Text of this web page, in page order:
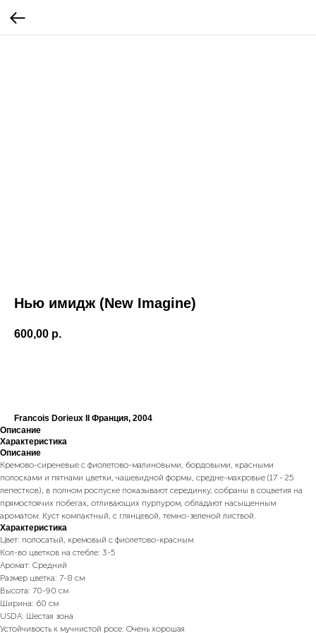
Нью имидж (New Imagine)
600,00 р.
Francois Dorieux II Франция, 2004
Описание
Характеристика
Описание
Кремово-сиреневые с фиолетово-малиновыми, бордовыми, красными
полосками и пятнами цветки, чашевидной формы, средне-махровые (17 - 25
лепестков), в полном роспуске показывают серединку, собраны в соцветия на
прямостоячих побегах, отливающих пурпуром, обладают насыщенным
ароматом. Куст компактный, с глянцевой, темно-зеленой листвой.
Характеристика
Цвет: полосатый, кремовый с фиолетово-красным
Кол-во цветков на стебле: 3-5
Аромат: Средний
Размер цветка: 7-8 см
Высота: 70-90 см
Ширина: 60 см
USDA: Шестая зона
Устойчивость к мучнистой росе: Очень хорошая